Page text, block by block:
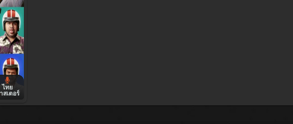
ไทย
สเตอร์